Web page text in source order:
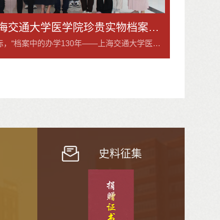
“档案中的办学130年——上海交通大学医学院珍贵实物档案主题展”举行
6月8日，在第19个国际档案日来临之际，“档案中的办学130年——上海交通大学医学院珍贵实物档案主题展”开展仪式在浦东新校区东6档案馆一楼大厅举行。医学院党委副书记、副院长吴正一，各职能部门、二级学院师生代表等出席。吴正一在开展仪式上致辞。他表示：档案是时代变革的见证者与推动者。回望医学院百卅来路，正是一代代交医人“博极医源、精勤不倦”的奋进缩影。我们站在建党105周年、“十五五”开局和办学130周年新起点...
史料征集